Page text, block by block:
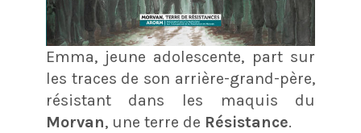
Emma, jeune adolescente, part sur
les traces de son arrière-grand-père,
résistant dans les maquis du
Morvan, une terre de Résistance.